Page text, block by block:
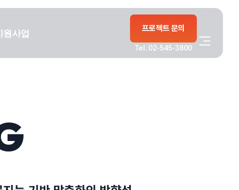
원사업 프로젝트 문의
Tel. 02-545-3800